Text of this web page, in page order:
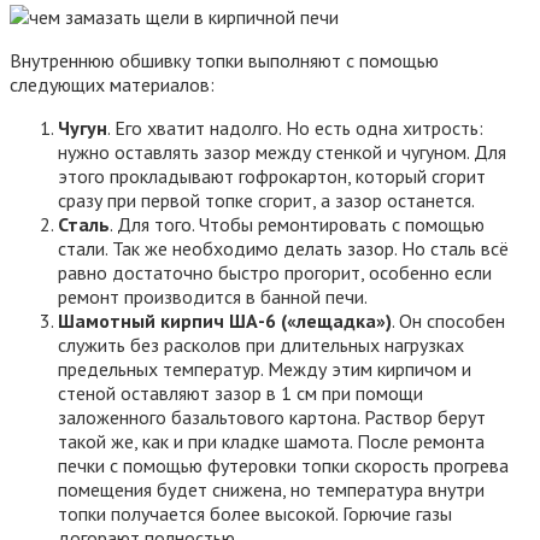
Внутреннюю обшивку топки выполняют с помощью
следующих материалов:
Чугун. Его хватит надолго. Но есть одна хитрость:
нужно оставлять зазор между стенкой и чугуном. Для
этого прокладывают гофрокартон, который сгорит
сразу при первой топке сгорит, а зазор останется.
Сталь. Для того. Чтобы ремонтировать с помощью
стали. Так же необходимо делать зазор. Но сталь всё
равно достаточно быстро прогорит, особенно если
ремонт производится в банной печи.
Шамотный кирпич ША-6 («лещадка»). Он способен
служить без расколов при длительных нагрузках
предельных температур. Между этим кирпичом и
стеной оставляют зазор в 1 см при помощи
заложенного базальтового картона. Раствор берут
такой же, как и при кладке шамота. После ремонта
печки с помощью футеровки топки скорость прогрева
помещения будет снижена, но температура внутри
топки получается более высокой. Горючие газы